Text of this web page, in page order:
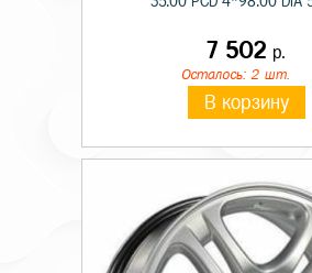
7 502 р.
Осталось: 2 шт.
В корзину